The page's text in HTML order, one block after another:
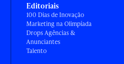
Editoriais
100 Dias de Inovação
Marketing na Olimpíada
Drops Agências &
Anunciantes
Talento